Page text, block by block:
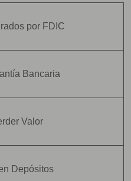
por FDIC
Bancaria
Valor
Depósitos